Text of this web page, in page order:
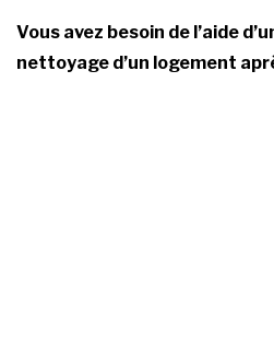
Vous avez besoin de l’aide
nettoyage d’un logement